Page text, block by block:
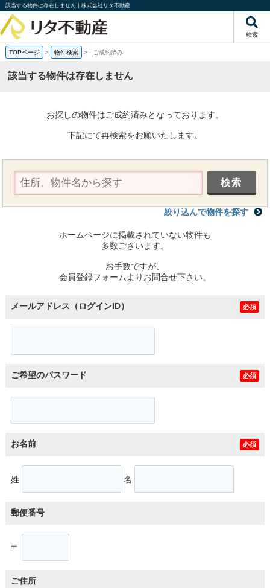
該当する物件は存在しません｜株式会社リタ不動産
検索
TOPページ > 物件検索 >- ご成約済み
該当する物件は存在しません
お探しの物件はご成約済みとなっております。
下記にて再検索をお願いたします。
絞り込んで物件を探す
ホームページに掲載されていない物件も
多数ございます。
お手数ですが、
会員登録フォームよりお問合せ下さい。
メールアドレス（ログインID） 必須
ご希望のパスワード 必須
お名前 必須
姓 名
郵便番号
〒
ご住所